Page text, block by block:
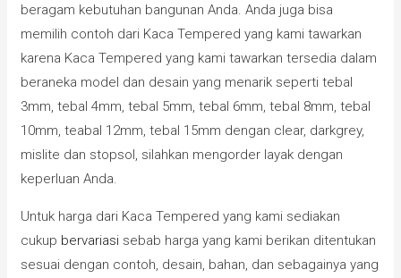
beragam kebutuhan bangunan Anda. Anda juga bisa
memilih contoh dari Kaca Tempered yang kami tawarkan
karena Kaca Tempered yang kami tawarkan tersedia dalam
beraneka model dan desain yang menarik seperti tebal
3mm, tebal 4mm, tebal 5mm, tebal 6mm, tebal 8mm, tebal
10mm, teabal 12mm, tebal 15mm dengan clear, darkgrey,
mislite dan stopsol, silahkan mengorder layak dengan
keperluan Anda.
Untuk harga dari Kaca Tempered yang kami sediakan
cukup bervariasi sebab harga yang kami berikan ditentukan
sesuai dengan contoh, desain, bahan, dan sebagainya yang